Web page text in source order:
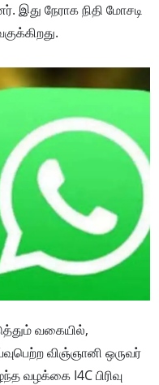
இது நேராக நிதி மோசடி
வகையில்,
விஞ்ஞானி ஒருவர்
வழக்கை I4C பிரிவு